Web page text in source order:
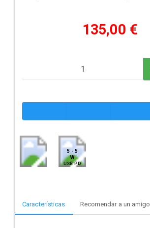
135,00 €
5 - 5
W
USB PD
Características Recomendar a un amigo